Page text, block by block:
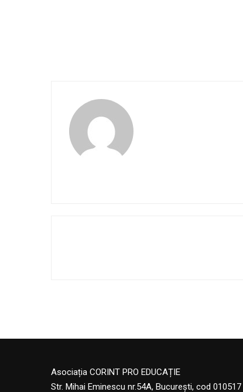
Asociația CORINT PRO EDUCAȚIE
Str. Mihai Eminescu nr.54A, București, cod 010517